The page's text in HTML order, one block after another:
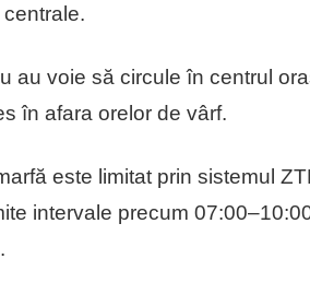
au voie să circule în centrul
în afara orelor de vârf.
este limitat prin sistemul
intervale precum